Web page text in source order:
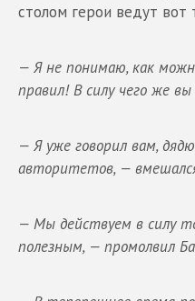
столом герои ведут вот
— Я не понимаю, как
правил! В силу чего же
— Я уже говорил вам,
авторитетов, —
— Мы действуем в силу
полезным, — промолвил